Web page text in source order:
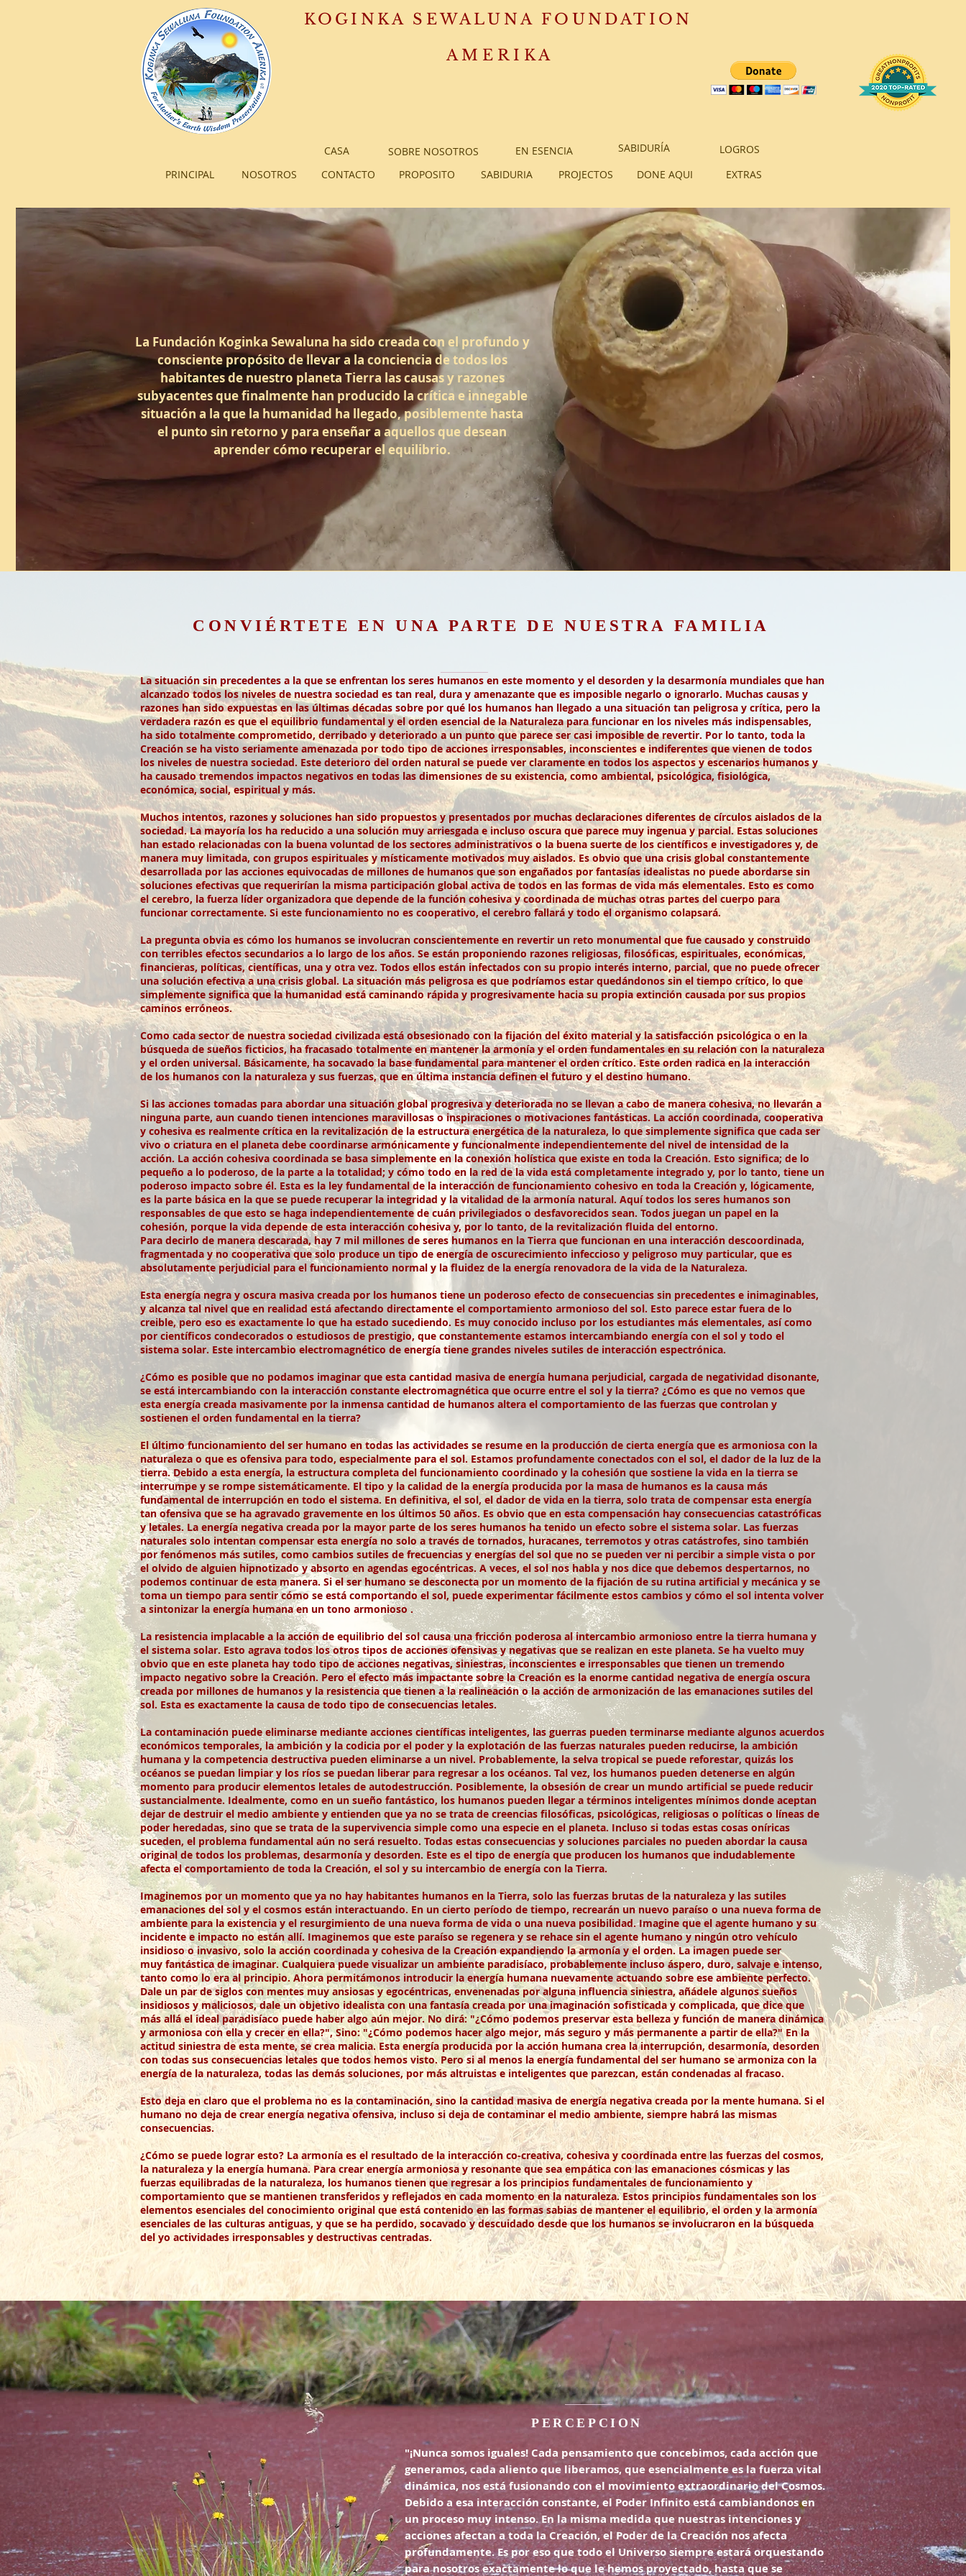
KOGINKA SEWALUNA FOUNDATION
A M E R I K A
CASA SOBRE NOSOTROS EN ESENCIA SABIDURÍA
LOGROS
PRINCIPAL
NOSOTROS CONTACTO PROPOSITO SABIDURIA PROJECTOS DONE AQUI EXTRAS
La Fundación Koginka Sewaluna ha sido creada con el profundo y
consciente propósito de llevar a la conciencia de todos los
habitantes de nuestro planeta Tierra las causas y razones
subyacentes que finalmente han producido la crítica e innegable
situación a la que la humanidad ha llegado, posiblemente hasta
el punto sin retorno y para enseñar a aquellos que desean
aprender cómo recuperar el equilibrio.
CONVIÉRTETE EN UNA PARTE DE NUESTRA FAMILIA
La situación sin precedentes a la que se enfrentan los seres humanos en este momento y el desorden y la desarmonía mundiales que han
alcanzado todos los niveles de nuestra sociedad es tan real, dura y amenazante que es imposible negarlo o ignorarlo. Muchas causas y
razones han sido expuestas en las últimas décadas sobre por qué los humanos han llegado a una situación tan peligrosa y crítica, pero la
verdadera razón es que el equilibrio fundamental y el orden esencial de la Naturaleza para funcionar en los niveles más indispensables,
ha sido totalmente comprometido, derribado y deteriorado a un punto que parece ser casi imposible de revertir. Por lo tanto, toda la
Creación se ha visto seriamente amenazada por todo tipo de acciones irresponsables, inconscientes e indiferentes que vienen de todos
los niveles de nuestra sociedad. Este deterioro del orden natural se puede ver claramente en todos los aspectos y escenarios humanos y
ha causado tremendos impactos negativos en todas las dimensiones de su existencia, como ambiental, psicológica, fisiológica,
económica, social, espiritual y más.
Muchos intentos, razones y soluciones han sido propuestos y presentados por muchas declaraciones diferentes de círculos aislados de la
sociedad. La mayoría los ha reducido a una solución muy arriesgada e incluso oscura que parece muy ingenua y parcial. Estas soluciones
han estado relacionadas con la buena voluntad de los sectores administrativos o la buena suerte de los científicos e investigadores y, de
manera muy limitada, con grupos espirituales y místicamente motivados muy aislados. Es obvio que una crisis global constantemente
desarrollada por las acciones equivocadas de millones de humanos que son engañados por fantasías idealistas no puede abordarse sin
soluciones efectivas que requerirían la misma participación global activa de todos en las formas de vida más elementales. Esto es como
el cerebro, la fuerza líder organizadora que depende de la función cohesiva y coordinada de muchas otras partes del cuerpo para
funcionar correctamente. Si este funcionamiento no es cooperativo, el cerebro fallará y todo el organismo colapsará.
La pregunta obvia es cómo los humanos se involucran conscientemente en revertir un reto monumental que fue causado y construido
con terribles efectos secundarios a lo largo de los años. Se están proponiendo razones religiosas, filosóficas, espirituales, económicas,
financieras, políticas, científicas, una y otra vez. Todos ellos están infectados con su propio interés interno, parcial, que no puede ofrecer
una solución efectiva a una crisis global. La situación más peligrosa es que podríamos estar quedándonos sin el tiempo crítico, lo que
simplemente significa que la humanidad está caminando rápida y progresivamente hacia su propia extinción causada por sus propios
caminos erróneos.
Como cada sector de nuestra sociedad civilizada está obsesionado con la fijación del éxito material y la satisfacción psicológica o en la
búsqueda de sueños ficticios, ha fracasado totalmente en mantener la armonía y el orden fundamentales en su relación con la naturaleza
y el orden universal. Básicamente, ha socavado la base fundamental para mantener el orden crítico. Este orden radica en la interacción
de los humanos con la naturaleza y sus fuerzas, que en última instancia definen el futuro y el destino humano.
Si las acciones tomadas para abordar una situación global progresiva y deteriorada no se llevan a cabo de manera cohesiva, no llevarán a
ninguna parte, aun cuando tienen intenciones maravillosas o inspiraciones o motivaciones fantásticas. La acción coordinada, cooperativa
y cohesiva es realmente crítica en la revitalización de la estructura energética de la naturaleza, lo que simplemente significa que cada ser
vivo o criatura en el planeta debe coordinarse armónicamente y funcionalmente independientemente del nivel de intensidad de la
acción. La acción cohesiva coordinada se basa simplemente en la conexión holística que existe en toda la Creación. Esto significa; de lo
pequeño a lo poderoso, de la parte a la totalidad; y cómo todo en la red de la vida está completamente integrado y, por lo tanto, tiene un
poderoso impacto sobre él. Esta es la ley fundamental de la interacción de funcionamiento cohesivo en toda la Creación y, lógicamente,
es la parte básica en la que se puede recuperar la integridad y la vitalidad de la armonía natural. Aquí todos los seres humanos son
responsables de que esto se haga independientemente de cuán privilegiados o desfavorecidos sean. Todos juegan un papel en la
cohesión, porque la vida depende de esta interacción cohesiva y, por lo tanto, de la revitalización fluida del entorno.
Para decirlo de manera descarada, hay 7 mil millones de seres humanos en la Tierra que funcionan en una interacción descoordinada,
fragmentada y no cooperativa que solo produce un tipo de energía de oscurecimiento infeccioso y peligroso muy particular, que es
absolutamente perjudicial para el funcionamiento normal y la fluidez de la energía renovadora de la vida de la Naturaleza.
Esta energía negra y oscura masiva creada por los humanos tiene un poderoso efecto de consecuencias sin precedentes e inimaginables,
y alcanza tal nivel que en realidad está afectando directamente el comportamiento armonioso del sol. Esto parece estar fuera de lo
creible, pero eso es exactamente lo que ha estado sucediendo. Es muy conocido incluso por los estudiantes más elementales, así como
por científicos condecorados o estudiosos de prestigio, que constantemente estamos intercambiando energía con el sol y todo el
sistema solar. Este intercambio electromagnético de energía tiene grandes niveles sutiles de interacción espectrónica.
¿Cómo es posible que no podamos imaginar que esta cantidad masiva de energía humana perjudicial, cargada de negatividad disonante,
se está intercambiando con la interacción constante electromagnética que ocurre entre el sol y la tierra? ¿Cómo es que no vemos que
esta energía creada masivamente por la inmensa cantidad de humanos altera el comportamiento de las fuerzas que controlan y
sostienen el orden fundamental en la tierra?
El último funcionamiento del ser humano en todas las actividades se resume en la producción de cierta energía que es armoniosa con la
naturaleza o que es ofensiva para todo, especialmente para el sol. Estamos profundamente conectados con el sol, el dador de la luz de la
tierra. Debido a esta energía, la estructura completa del funcionamiento coordinado y la cohesión que sostiene la vida en la tierra se
interrumpe y se rompe sistemáticamente. El tipo y la calidad de la energía producida por la masa de humanos es la causa más
fundamental de interrupción en todo el sistema. En definitiva, el sol, el dador de vida en la tierra, solo trata de compensar esta energía
tan ofensiva que se ha agravado gravemente en los últimos 50 años. Es obvio que en esta compensación hay consecuencias catastróficas
y letales. La energía negativa creada por la mayor parte de los seres humanos ha tenido un efecto sobre el sistema solar. Las fuerzas
naturales solo intentan compensar esta energía no solo a través de tornados, huracanes, terremotos y otras catástrofes, sino también
por fenómenos más sutiles, como cambios sutiles de frecuencias y energías del sol que no se pueden ver ni percibir a simple vista o por
el olvido de alguien hipnotizado y absorto en agendas egocéntricas. A veces, el sol nos habla y nos dice que debemos despertarnos, no
podemos continuar de esta manera. Si el ser humano se desconecta por un momento de la fijación de su rutina artificial y mecánica y se
toma un tiempo para sentir cómo se está comportando el sol, puede experimentar fácilmente estos cambios y cómo el sol intenta volver
a sintonizar la energía humana en un tono armonioso .
La resistencia implacable a la acción de equilibrio del sol causa una fricción poderosa al intercambio armonioso entre la tierra humana y
el sistema solar. Esto agrava todos los otros tipos de acciones ofensivas y negativas que se realizan en este planeta. Se ha vuelto muy
obvio que en este planeta hay todo tipo de acciones negativas, siniestras, inconscientes e irresponsables que tienen un tremendo
impacto negativo sobre la Creación. Pero el efecto más impactante sobre la Creación es la enorme cantidad negativa de energía oscura
creada por millones de humanos y la resistencia que tienen a la realineación o la acción de armonización de las emanaciones sutiles del
sol. Esta es exactamente la causa de todo tipo de consecuencias letales.
La contaminación puede eliminarse mediante acciones científicas inteligentes, las guerras pueden terminarse mediante algunos acuerdos
económicos temporales, la ambición y la codicia por el poder y la explotación de las fuerzas naturales pueden reducirse, la ambición
humana y la competencia destructiva pueden eliminarse a un nivel. Probablemente, la selva tropical se puede reforestar, quizás los
océanos se puedan limpiar y los ríos se puedan liberar para regresar a los océanos. Tal vez, los humanos pueden detenerse en algún
momento para producir elementos letales de autodestrucción. Posiblemente, la obsesión de crear un mundo artificial se puede reducir
sustancialmente. Idealmente, como en un sueño fantástico, los humanos pueden llegar a términos inteligentes mínimos donde aceptan
dejar de destruir el medio ambiente y entienden que ya no se trata de creencias filosóficas, psicológicas, religiosas o políticas o líneas de
poder heredadas, sino que se trata de la supervivencia simple como una especie en el planeta. Incluso si todas estas cosas oníricas
suceden, el problema fundamental aún no será resuelto. Todas estas consecuencias y soluciones parciales no pueden abordar la causa
original de todos los problemas, desarmonía y desorden. Este es el tipo de energía que producen los humanos que indudablemente
afecta el comportamiento de toda la Creación, el sol y su intercambio de energía con la Tierra.
Imaginemos por un momento que ya no hay habitantes humanos en la Tierra, solo las fuerzas brutas de la naturaleza y las sutiles
emanaciones del sol y el cosmos están interactuando. En un cierto período de tiempo, recrearán un nuevo paraíso o una nueva forma de
ambiente para la existencia y el resurgimiento de una nueva forma de vida o una nueva posibilidad. Imagine que el agente humano y su
incidente e impacto no están allí. Imaginemos que este paraíso se regenera y se rehace sin el agente humano y ningún otro vehículo
insidioso o invasivo, solo la acción coordinada y cohesiva de la Creación expandiendo la armonía y el orden. La imagen puede ser
muy fantástica de imaginar. Cualquiera puede visualizar un ambiente paradisíaco, probablemente incluso áspero, duro, salvaje e intenso,
tanto como lo era al principio. Ahora permitámonos introducir la energía humana nuevamente actuando sobre ese ambiente perfecto.
Dale un par de siglos con mentes muy ansiosas y egocéntricas, envenenadas por alguna influencia siniestra, añádele algunos sueños
insidiosos y maliciosos, dale un objetivo idealista con una fantasía creada por una imaginación sofisticada y complicada, que dice que
más allá el ideal paradisíaco puede haber algo aún mejor. No dirá: "¿Cómo podemos preservar esta belleza y función de manera dinámica
y armoniosa con ella y crecer en ella?", Sino: "¿Cómo podemos hacer algo mejor, más seguro y más permanente a partir de ella?" En la
actitud siniestra de esta mente, se crea malicia. Esta energía producida por la acción humana crea la interrupción, desarmonía, desorden
con todas sus consecuencias letales que todos hemos visto. Pero si al menos la energía fundamental del ser humano se armoniza con la
energía de la naturaleza, todas las demás soluciones, por más altruistas e inteligentes que parezcan, están condenadas al fracaso.
Esto deja en claro que el problema no es la contaminación, sino la cantidad masiva de energía negativa creada por la mente humana. Si el
humano no deja de crear energía negativa ofensiva, incluso si deja de contaminar el medio ambiente, siempre habrá las mismas
consecuencias.
¿Cómo se puede lograr esto? La armonía es el resultado de la interacción co-creativa, cohesiva y coordinada entre las fuerzas del cosmos,
la naturaleza y la energía humana. Para crear energía armoniosa y resonante que sea empática con las emanaciones cósmicas y las
fuerzas equilibradas de la naturaleza, los humanos tienen que regresar a los principios fundamentales de funcionamiento y
comportamiento que se mantienen transferidos y reflejados en cada momento en la naturaleza. Estos principios fundamentales son los
elementos esenciales del conocimiento original que está contenido en las formas sabias de mantener el equilibrio, el orden y la armonía
esenciales de las culturas antiguas, y que se ha perdido, socavado y descuidado desde que los humanos se involucraron en la búsqueda
del yo actividades irresponsables y destructivas centradas.
PERCEPCION
"¡Nunca somos iguales! Cada pensamiento que concebimos, cada acción que
generamos, cada aliento que liberamos, que esencialmente es la fuerza vital
dinámica, nos está fusionando con el movimiento extraordinario del Cosmos.
Debido a esa interacción constante, el Poder Infinito está cambiandonos en
un proceso muy intenso. En la misma medida que nuestras intenciones y
acciones afectan a toda la Creación, el Poder de la Creación nos afecta
profundamente. Es por eso que todo el Universo siempre estará orquestando
para nosotros exactamente lo que le hemos proyectado, hasta que se